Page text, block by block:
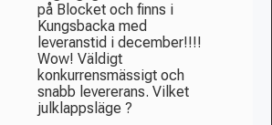
på Blocket och finns i
Kungsbacka med
leveranstid i december!!!!
Wow! Väldigt
konkurrensmässigt och
snabb levererans. Vilket
julklappsläge ?